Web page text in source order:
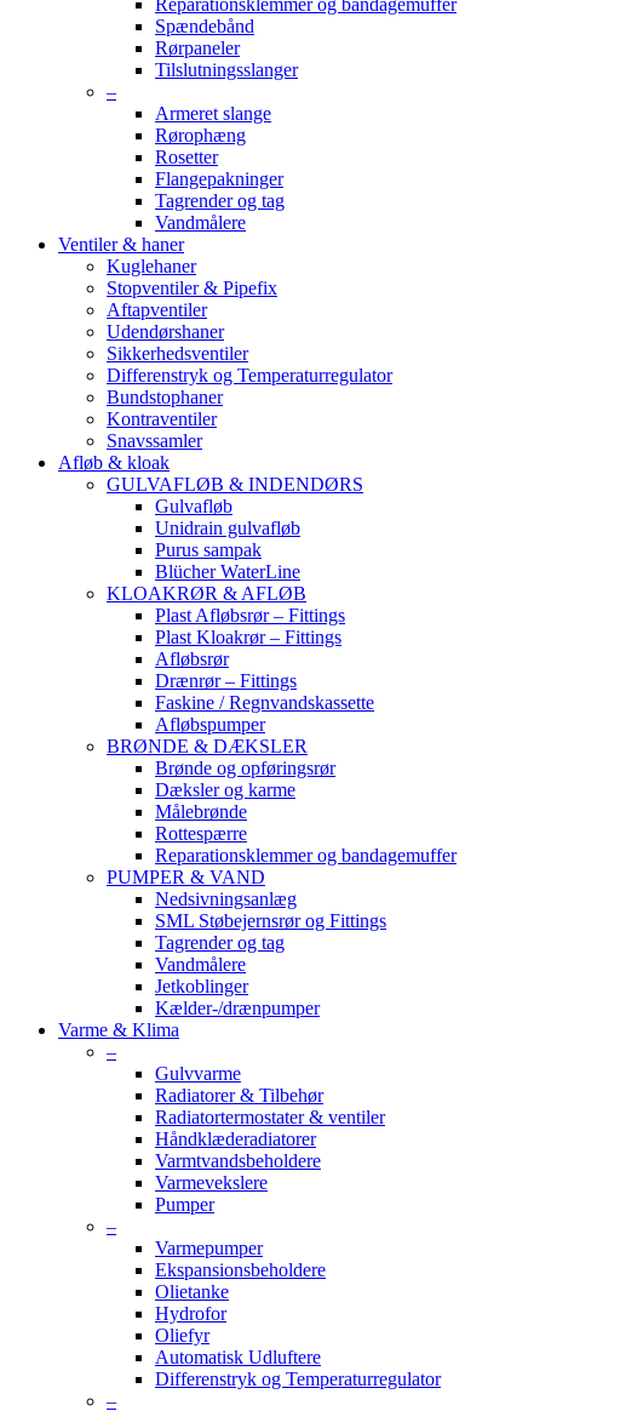
Reparationsklemmer og bandagemuffer
Spændebånd
Rørpaneler
Tilslutningsslanger
–
Armeret slange
Rørophæng
Rosetter
Flangepakninger
Tagrender og tag
Vandmålere
Ventiler & haner
Kuglehaner
Stopventiler & Pipefix
Aftapventiler
Udendørshaner
Sikkerhedsventiler
Differenstryk og Temperaturregulator
Bundstophaner
Kontraventiler
Snavssamler
Afløb & kloak
GULVAFLØB & INDENDØRS
Gulvafløb
Unidrain gulvafløb
Purus sampak
Blücher WaterLine
KLOAKRØR & AFLØB
Plast Afløbsrør – Fittings
Plast Kloakrør – Fittings
Afløbsrør
Drænrør – Fittings
Faskine / Regnvandskassette
Afløbspumper
BRØNDE & DÆKSLER
Brønde og opføringsrør
Dæksler og karme
Målebrønde
Rottespærre
Reparationsklemmer og bandagemuffer
PUMPER & VAND
Nedsivningsanlæg
SML Støbejernsrør og Fittings
Tagrender og tag
Vandmålere
Jetkoblinger
Kælder-/drænpumper
Varme & Klima
–
Gulvvarme
Radiatorer & Tilbehør
Radiatortermostater & ventiler
Håndklæderadiatorer
Varmtvandsbeholdere
Varmevekslere
Pumper
–
Varmepumper
Ekspansionsbeholdere
Olietanke
Hydrofor
Oliefyr
Automatisk Udluftere
Differenstryk og Temperaturregulator
–